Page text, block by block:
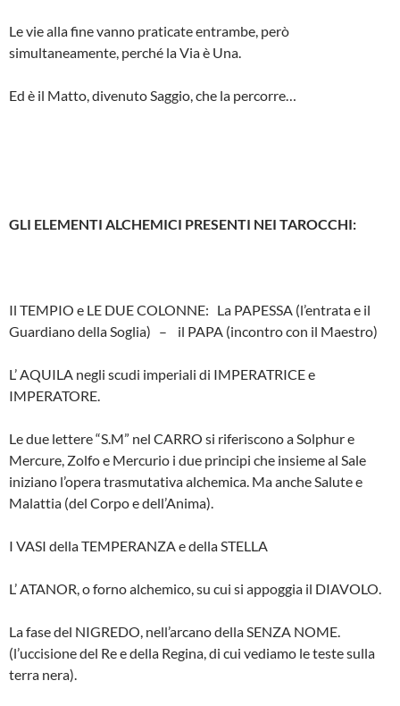
Le vie alla fine vanno praticate entrambe, però
simultaneamente, perché la Via è Una.
Ed è il Matto, divenuto Saggio, che la percorre…
GLI ELEMENTI ALCHEMICI PRESENTI NEI TAROCCHI:
Il TEMPIO e LE DUE COLONNE: La PAPESSA (l’entrata e il
Guardiano della Soglia) – il PAPA (incontro con il Maestro)
L’ AQUILA negli scudi imperiali di IMPERATRICE e
IMPERATORE.
Le due lettere “S.M” nel CARRO si riferiscono a Solphur e
Mercure, Zolfo e Mercurio i due principi che insieme al Sale
iniziano l’opera trasmutativa alchemica. Ma anche Salute e
Malattia (del Corpo e dell’Anima).
I VASI della TEMPERANZA e della STELLA
L’ ATANOR, o forno alchemico, su cui si appoggia il DIAVOLO.
La fase del NIGREDO, nell’arcano della SENZA NOME.
(l’uccisione del Re e della Regina, di cui vediamo le teste sulla
terra nera).